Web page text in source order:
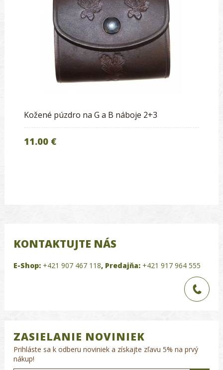
Kožené púzdro na G a B náboje 2+3
11.00 €
KONTAKTUJTE NÁS
E-Shop: +421 907 467 118, Predajňa: +421 917 964 555
ZASIELANIE NOVINIEK
Prihláste sa k odberu noviniek a získajte zľavu 5% na prvý
nákup!